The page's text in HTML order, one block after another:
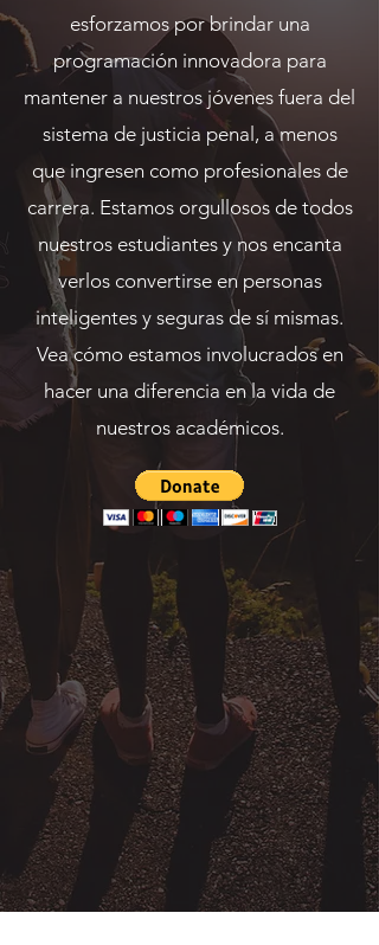
esforzamos por brindar una
programación innovadora para
mantener a nuestros jóvenes fuera del
sistema de justicia penal, a menos
que ingresen como profesionales de
carrera. Estamos orgullosos de todos
nuestros estudiantes y nos encanta
verlos convertirse en personas
inteligentes y seguras de sí mismas.
Vea cómo estamos involucrados en
hacer una diferencia en la vida de
nuestros académicos.